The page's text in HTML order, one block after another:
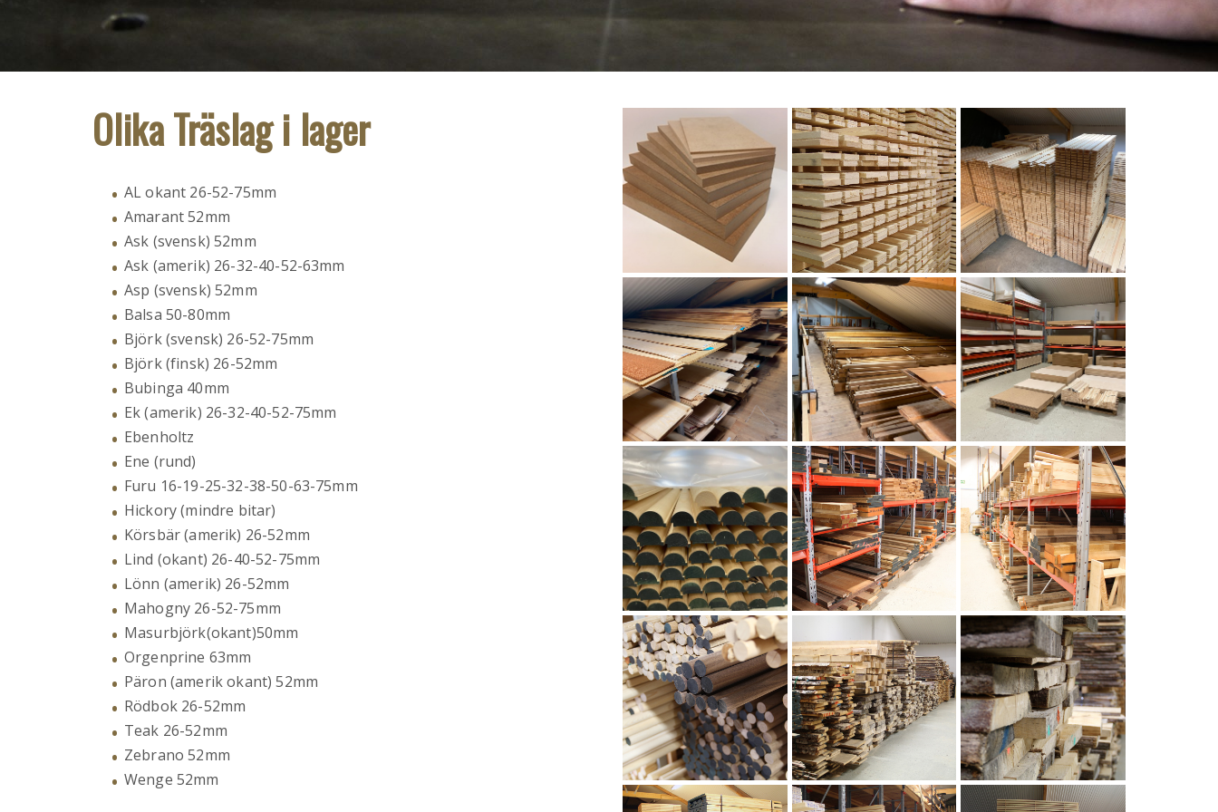
Olika Träslag i lager
AL okant 26-52-75mm
Amarant 52mm
Ask (svensk) 52mm
Ask (amerik) 26-32-40-52-63mm
Asp (svensk) 52mm
Balsa 50-80mm
Björk (svensk) 26-52-75mm
Björk (finsk) 26-52mm
Bubinga 40mm
Ek (amerik) 26-32-40-52-75mm
Ebenholtz
Ene (rund)
Furu 16-19-25-32-38-50-63-75mm
Hickory (mindre bitar)
Körsbär (amerik) 26-52mm
Lind (okant) 26-40-52-75mm
Lönn (amerik) 26-52mm
Mahogny 26-52-75mm
Masurbjörk(okant)50mm
Orgenprine 63mm
Päron (amerik okant) 52mm
Rödbok 26-52mm
Teak 26-52mm
Zebrano 52mm
Wenge 52mm